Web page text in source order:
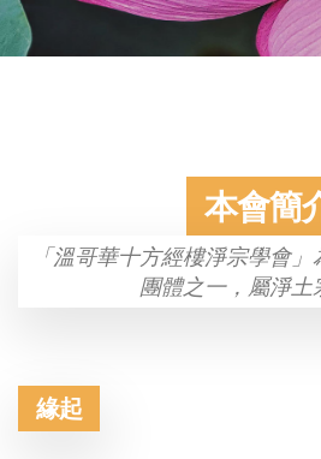
本會簡
「溫哥華十方經樓淨宗學會
團體之一，屬淨土
緣起